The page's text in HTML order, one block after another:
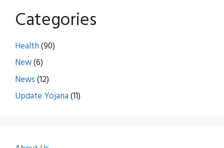
Categories
Health (90)
New(6)
News (12)
Update Yojana (11)